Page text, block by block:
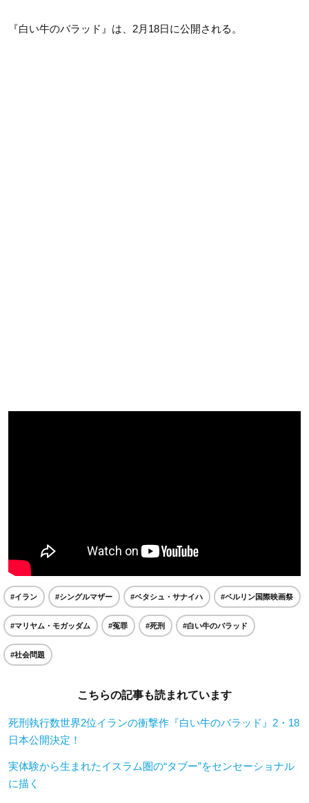
『白い牛のバラッド』は、2月18日に公開される。
#イラン #シングルマザー #ベタシュ・サナイハ #ベルリン国際映画祭
#マリヤム・モガッダム #冤罪 #死刑 #白い牛のバラッド
#社会問題
こちらの記事も読まれています
死刑執行数世界2位イランの衝撃作『白い牛のバラッド』2・18
日本公開決定！
実体験から生まれたイスラム圏の“タブー”をセンセーショナル
に描く